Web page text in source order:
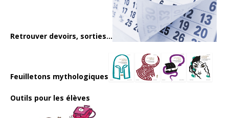
Retrouver devoirs, sorties...
Feuilletons mythologiques
Outils pour les élèves